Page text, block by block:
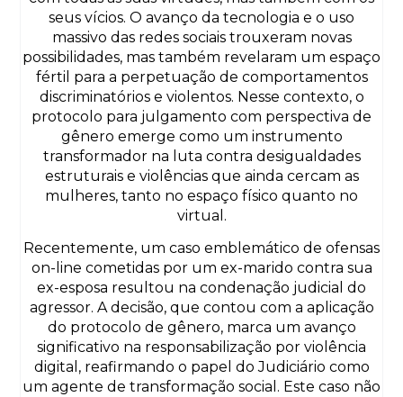
seus vícios. O avanço da tecnologia e o uso
massivo das redes sociais trouxeram novas
possibilidades, mas também revelaram um espaço
fértil para a perpetuação de comportamentos
discriminatórios e violentos. Nesse contexto, o
protocolo para julgamento com perspectiva de
gênero emerge como um instrumento
transformador na luta contra desigualdades
estruturais e violências que ainda cercam as
mulheres, tanto no espaço físico quanto no
virtual.
Recentemente, um caso emblemático de ofensas
on-line cometidas por um ex-marido contra sua
ex-esposa resultou na condenação judicial do
agressor. A decisão, que contou com a aplicação
do protocolo de gênero, marca um avanço
significativo na responsabilização por violência
digital, reafirmando o papel do Judiciário como
um agente de transformação social. Este caso não